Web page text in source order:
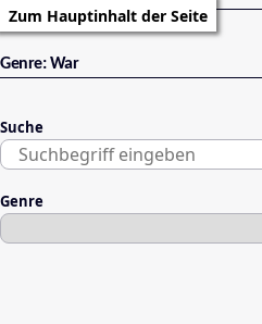
Zum Hauptinhalt der Seite
Genre: War
Suche
Genre